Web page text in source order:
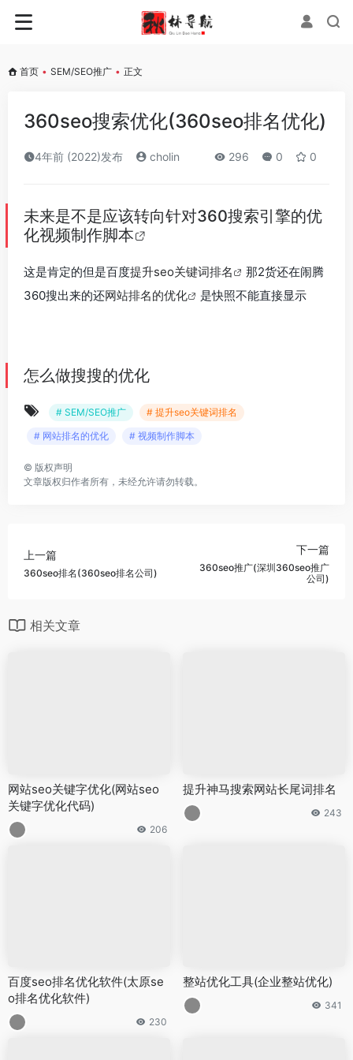
首页 • SEM/SEO推广 • 正文
360seo搜索优化(360seo排名优化)
4年前 (2022)发布 cholin 296 0 0
未来是不是应该转向针对360搜索引擎的优
化视频制作脚本
这是肯定的但是百度提升seo关键词排名
那2货还在闹腾
360搜出来的还网站排名的优化 是快照不能直接显示
怎么做搜搜的优化
# SEM/SEO推广
# 提升seo关键词排名
# 网站排名的优化
# 视频制作脚本
© 版权声明
文章版权归作者所有，未经允许请勿转载。
上一篇
360seo排名(360seo排名公司)
下一篇
360seo推广(深圳360seo推广
公司)
相关文章
网站seo关键字优化(网站seo
关键字优化代码)
206
提升神马搜索网站长尾词排名
243
百度seo排名优化软件(太原se
o排名优化软件)
230
整站优化工具(企业整站优化)
341